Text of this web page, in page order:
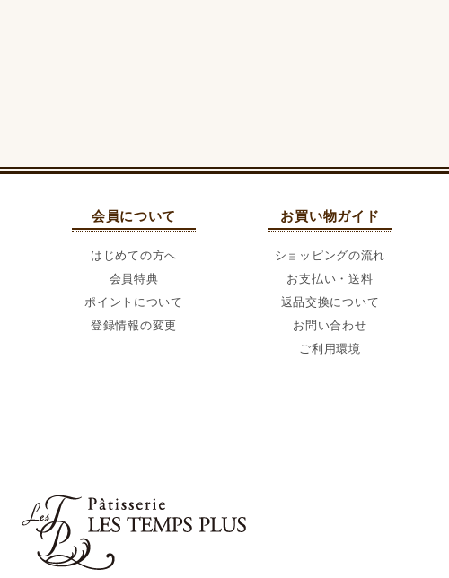
会員について
はじめての方へ
会員特典
ポイントについて
登録情報の変更
お買い物ガイド
ショッピングの流れ
お支払い・送料
返品交換について
お問い合わせ
ご利用環境